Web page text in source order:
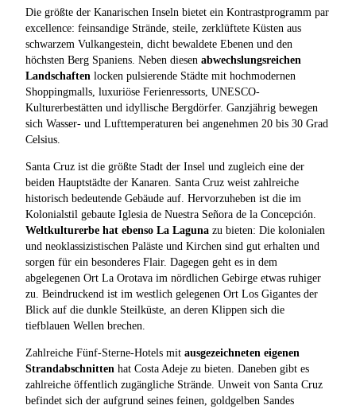
Die größte der Kanarischen Inseln bietet ein Kontrastprogramm par
excellence: feinsandige Strände, steile, zerklüftete Küsten aus
schwarzem Vulkangestein, dicht bewaldete Ebenen und den
höchsten Berg Spaniens. Neben diesen abwechslungsreichen
Landschaften locken pulsierende Städte mit hochmodernen
Shoppingmalls, luxuriöse Ferienressorts, UNESCO-
Kulturerbestätten und idyllische Bergdörfer. Ganzjährig bewegen
sich Wasser- und Lufttemperaturen bei angenehmen 20 bis 30 Grad
Celsius.
Santa Cruz ist die größte Stadt der Insel und zugleich eine der
beiden Hauptstädte der Kanaren. Santa Cruz weist zahlreiche
historisch bedeutende Gebäude auf. Hervorzuheben ist die im
Kolonialstil gebaute Iglesia de Nuestra Señora de la Concepción.
Weltkulturerbe hat ebenso La Laguna zu bieten: Die kolonialen
und neoklassizistischen Paläste und Kirchen sind gut erhalten und
sorgen für ein besonderes Flair. Dagegen geht es in dem
abgelegenen Ort La Orotava im nördlichen Gebirge etwas ruhiger
zu. Beindruckend ist im westlich gelegenen Ort Los Gigantes der
Blick auf die dunkle Steilküste, an deren Klippen sich die
tiefblauen Wellen brechen.
Zahlreiche Fünf-Sterne-Hotels mit ausgezeichneten eigenen
Strandabschnitten hat Costa Adeje zu bieten. Daneben gibt es
zahlreiche öffentlich zugängliche Strände. Unweit von Santa Cruz
befindet sich der aufgrund seines feinen, goldgelben Sandes